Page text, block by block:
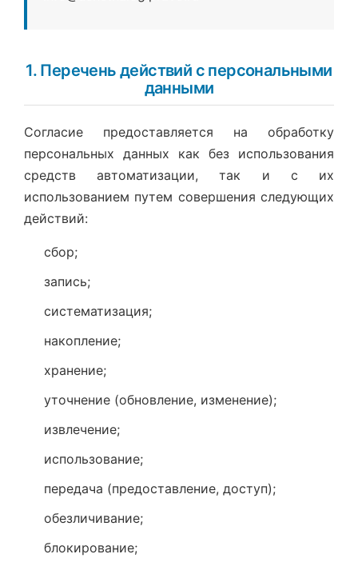
1. Перечень действий с персональными
данными
Согласие предоставляется на обработку
персональных данных как без использования
средств автоматизации, так и с их
использованием путем совершения следующих
действий:
сбор;
запись;
систематизация;
накопление;
хранение;
уточнение (обновление, изменение);
извлечение;
использование;
передача (предоставление, доступ);
обезличивание;
блокирование;